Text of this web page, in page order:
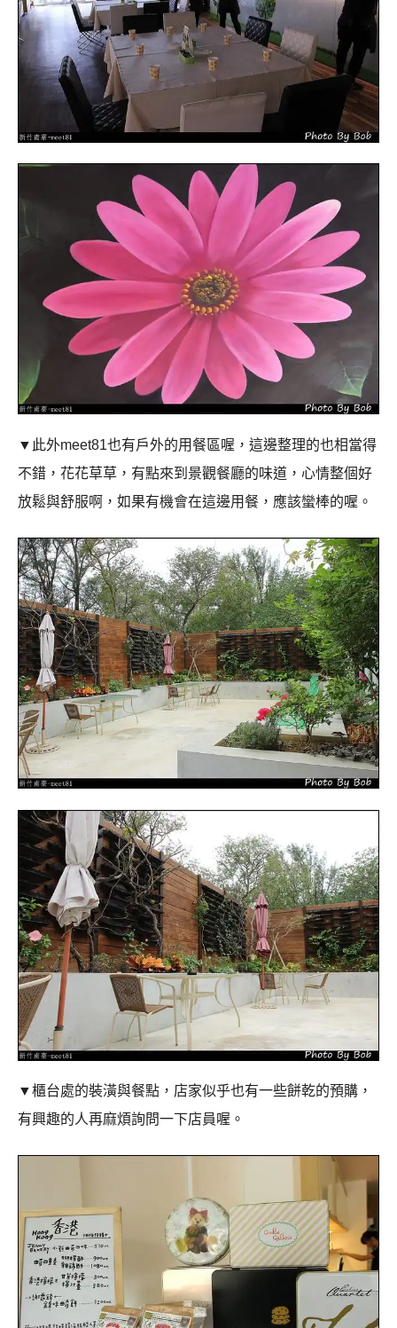
▼此外meet81也有戶外的用餐區喔，這邊整理的也相當得
不錯，花花草草，有點來到景觀餐廳的味道，心情整個好
放鬆與舒服啊，如果有機會在這邊用餐，應該蠻棒的喔。
▼櫃台處的裝潢與餐點，店家似乎也有一些餅乾的預購，
有興趣的人再麻煩詢問一下店員喔。